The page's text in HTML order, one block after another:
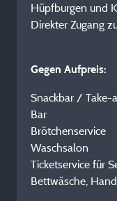
Hüpfburgen und
Direkter Zugang
Gegen Aufpreis:
Snackbar / Take-
Bar
Brötchenservice
Waschsalon
Ticketservice für
Bettwäsche,